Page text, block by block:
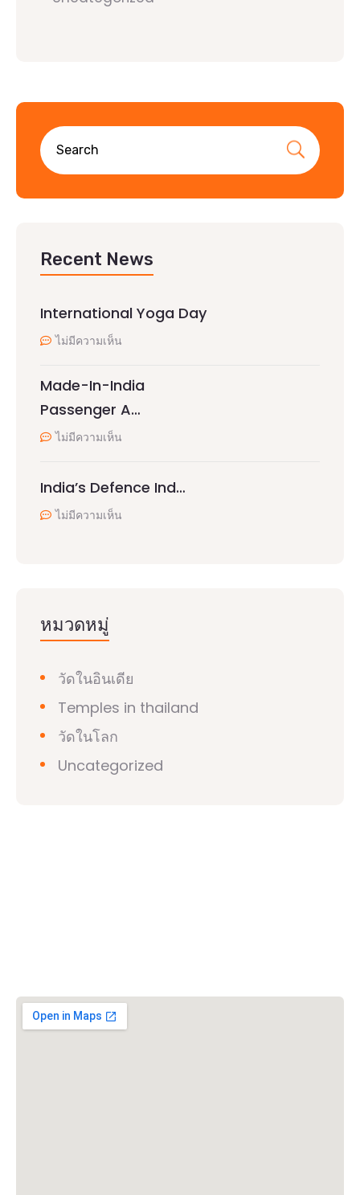
Recent News
International Yoga Day
ไม่มีความเห็น
Made-In-India
Passenger A…
ไม่มีความเห็น
India’s Defence Ind…
ไม่มีความเห็น
หมวดหมู่
วัดในอินเดีย
Temples in thailand
วัดในโลก
Uncategorized